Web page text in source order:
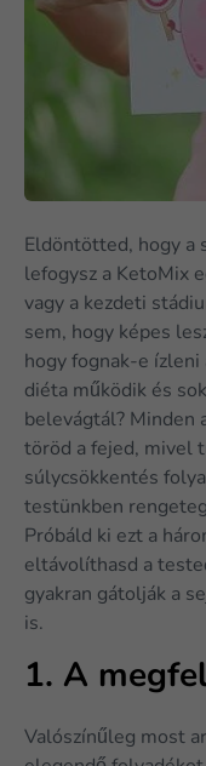
Eldöntötted, hogy a
lefogysz a KetoMix
vagy a kezdeti
sem, hogy képes
hogy fognak-e
diéta működik és
belevágtál? Minden
töröd a fejed, mivel
súlycsökkentés
testünkben
Próbáld ki ezt a
eltávolíthasd a
gyakran gátolják a
is.
1. A
Valószínűleg most